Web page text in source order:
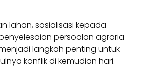
lahan, sosialisasi kepada
persoalan agraria
langkah penting untuk
konflik di kemudian hari.